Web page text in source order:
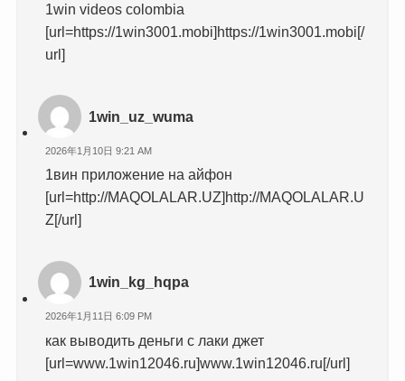
1win videos colombia
[url=https://1win3001.mobi]https://1win3001.mobi[/
url]
1win_uz_wuma
2026年1月10日 9:21 AM
1вин приложение на айфон
[url=http://MAQOLALAR.UZ]http://MAQOLALAR.U
Z[/url]
1win_kg_hqpa
2026年1月11日 6:09 PM
как выводить деньги с лаки джет
[url=www.1win12046.ru]www.1win12046.ru[/url]